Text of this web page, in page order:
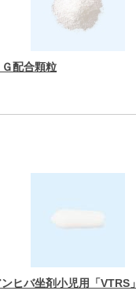
配合顆粒
ヒバ坐剤小児用「VTRS」